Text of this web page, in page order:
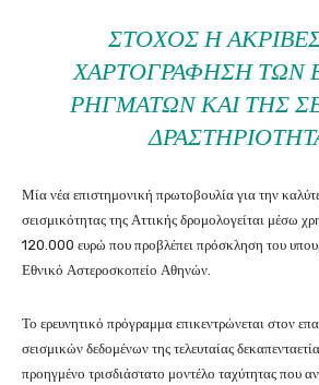
ΣΤΌΧΟΣ Η
ΧΑΡΤΟΓΡΆΦΗΣΗ ΤΩΝ
ΡΗΓΜΆΤΩΝ ΚΑΙ ΤΗΣ
Μία νέα επιστημονική πρωτοβουλία για την
σεισμικότητας της Αττικής δρομολογείται μέσω
120.000 ευρώ που προβλέπει πρόσκληση του
Εθνικό Αστεροσκοπείο Αθηνών.
Το ερευνητικό πρόγραμμα επικεντρώνεται στον
σεισμικών δεδομένων της τελευταίας
προηγμένο τρισδιάστατο μοντέλο ταχύτητας που